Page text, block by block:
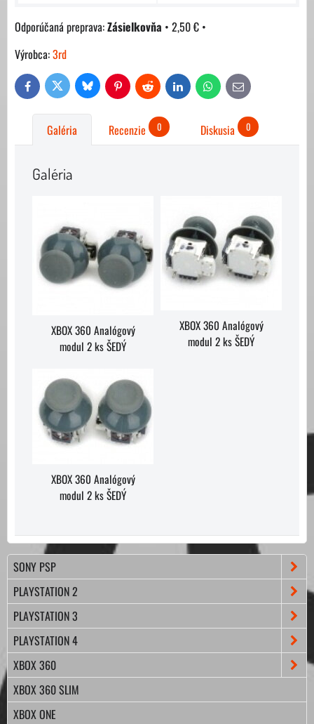
Zásielkovňa • 2,50 € •
Výrobca:3rd
FacebookTwitter Bluesky PinterestReddit LinkedIn WhatsAppE-
mail
Galéria Recenzie 0 Diskusia 0
Galéria
XBOX 360 Analógový
modul 2 ks ŠEDÝ
XBOX 360 Analógový
modul 2 ks ŠEDÝ
XBOX 360 Analógový
modul 2 ks ŠEDÝ
SONY PSP
PLAYSTATION 2
PLAYSTATION 3
PLAYSTATION 4
XBOX 360
XBOX 360 SLIM
XBOX ONE